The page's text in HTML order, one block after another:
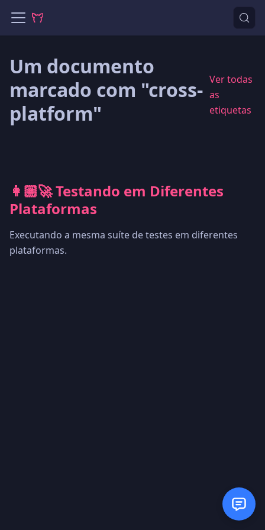
Um documento
marcado com "cross-
platform"
Ver todas
as
etiquetas
👩🏼‍🚀 Testando em Diferentes
Plataformas
Executando a mesma suíte de testes em diferentes
plataformas.